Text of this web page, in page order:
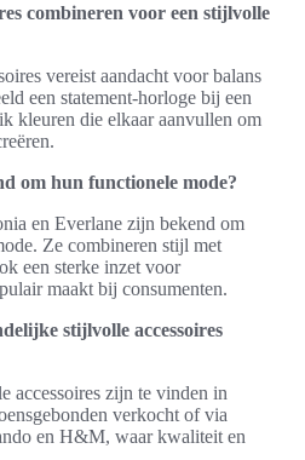
combineren voor een stijlvolle
vereist aandacht voor balans
een statement-horloge bij een
kleuren die elkaar aanvullen om
om hun functionele mode?
en Everlane zijn bekend om
Ze combineren stijl met
een sterke inzet voor
maakt bij consumenten.
stijlvolle accessoires
accessoires zijn te vinden in
verkocht of via
en H&M, waar kwaliteit en